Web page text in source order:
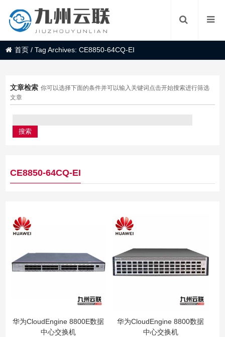
首页 /Tag Archives: CE8850-64CQ-EI
文章检索 你可以选择下面的条件并可以输入关键词点击开始搜索进行筛选
文章
CE8850-64CQ-EI
华为CloudEngine 8800E数据
中心交换机
华为CloudEngine 8800数据
中心交换机